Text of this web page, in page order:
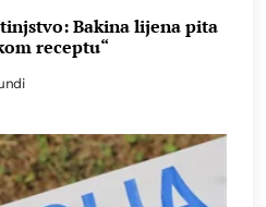
Bakina lijena pita
receptu“